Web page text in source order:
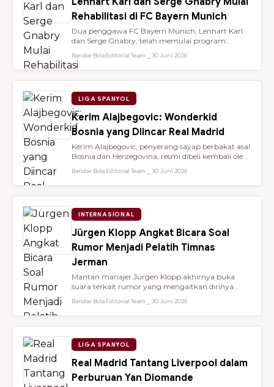
Rehabilitasi di FC Bayern Munich
Dua penggawa FC Bayern Munich, Lennart Karl
dan Serge Gnabry, telah memulai program
Bandar Bola Editorial Team ⎯ 30 Juni 2026
LIGA SPANYOL
Kerim Alajbegovic: Wonderkid
Bosnia yang Diincar Real Madrid
Kerim Alajbegovic, penyerang sayap berbakat asal
Bosnia dan Herzegovina, resmi dibeli kembali oleh
Bandar Bola Editorial Team ⎯ 30 Juni 2026
INTERNASIONAL
Jürgen Klopp Angkat Bicara Soal
Rumor Menjadi Pelatih Timnas
Jerman
Mantan manajer Jürgen Klopp akhirnya buka
suara terkait rumor yang mengaitkan dirinya
Bandar Bola Editorial Team ⎯ 30 Juni 2026
LIGA SPANYOL
Real Madrid Tantang Liverpool dalam
Perburuan Yan Diomande